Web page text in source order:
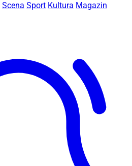
Scena Sport Kultura Magazin